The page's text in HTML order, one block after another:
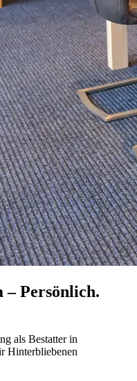
Persönlich.
als Bestatter in
Hinterbliebenen